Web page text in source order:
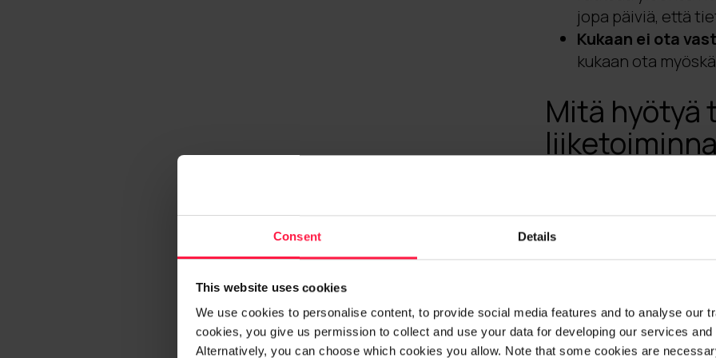
Consent Details
This website uses cookies
We use cookies to personalise content, to provide social media features and to analyse our
cookies, you give us permission to collect and use your data for developing our services
Alternatively, you can choose which cookies you allow. Note that some cookies are
jopa päiviä, että
Kukaan ei ota
kukaan ota
Mitä hyötyä
Liiketoiminnan
on tärkeä mittari.
koostua kriittisten
liiketoiminnan
niiden strategista
On siis tärkeä